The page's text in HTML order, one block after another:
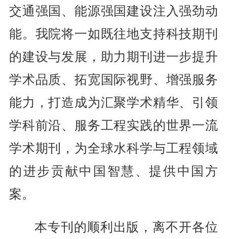
交通强国、能源强国建设注入强劲动
能。我院将一如既往地支持科技期刊
的建设与发展，助力期刊进一步提升
学术品质、拓宽国际视野、增强服务
能力，打造成为汇聚学术精华、引领
学科前沿、服务工程实践的世界一流
学术期刊，为全球水科学与工程领域
的进步贡献中国智慧、提供中国方
案。
本专刊的顺利出版，离不开各位